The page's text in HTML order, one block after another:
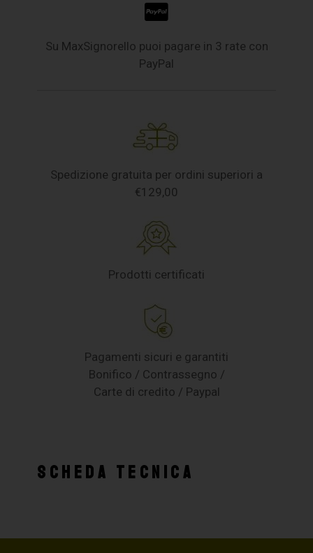
Su MaxSignorello puoi pagare in 3 rate con
PayPal
Spedizione gratuita per ordini superiori a
€129,00
Prodotti certificati
Pagamenti sicuri e garantiti
Bonifico / Contrassegno /
Carte di credito / Paypal
SCHEDA TECNICA